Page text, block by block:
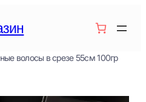
волосы в срезе 55см 100гр